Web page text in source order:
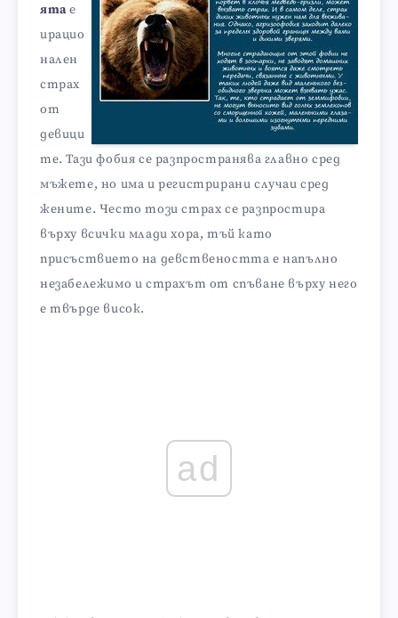
ятае
ирацио
нален
страх
от
девици
те. Тази фобия се разпространява главно сред
мъжете, но има и регистрирани случаи сред
жените. Често този страх се разпростира
върху всички млади хора, тъй като
присъствието на девствеността е напълно
незабележимо и страхът от спъване върху него
е твърде висок.
ad